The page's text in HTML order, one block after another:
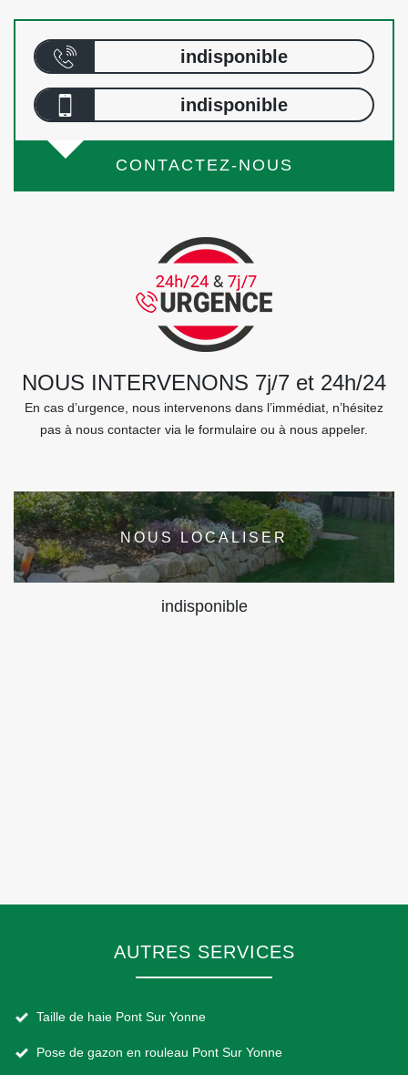
indisponible
indisponible
CONTACTEZ-NOUS
NOUS INTERVENONS 7j/7 et 24h/24
En cas d’urgence, nous intervenons dans l’immédiat, n’hésitez
pas à nous contacter via le formulaire ou à nous appeler.
NOUS LOCALISER
indisponible
AUTRES SERVICES
Taille de haie Pont Sur Yonne
Pose de gazon en rouleau Pont Sur Yonne